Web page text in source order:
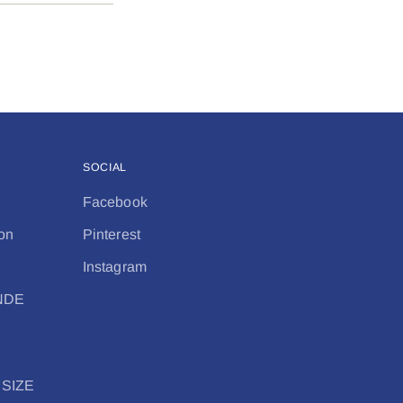
SOCIAL
Facebook
Pinterest
Instagram